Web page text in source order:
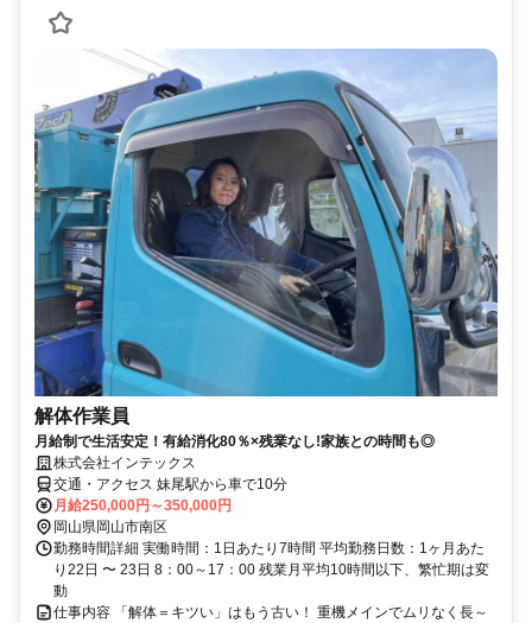
解体作業員
月給制で生活安定！有給消化80％×残業なし!家族との時間も◎
株式会社インテックス
交通・アクセス 妹尾駅から車で10分
月給250,000円～350,000円
岡山県岡山市南区
勤務時間詳細 実働時間：1日あたり7時間 平均勤務日数：1ヶ月あた
り22日 〜 23日 8：00～17：00 残業月平均10時間以下、繁忙期は変
動
仕事内容 「解体＝キツい」はもう古い！ 重機メインでムリなく長～